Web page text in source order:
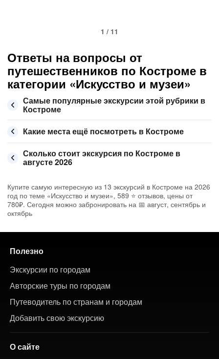
1 / 11
Ответы на вопросы от
путешественников по Костроме в
категории «Искусство и музеи»
Самые популярные экскурсии этой рубрики в
Костроме
Какие места ещё посмотреть в Костроме
Сколько стоит экскурсия по Костроме в
августе 2026
Купите самую интересную из 13 экскурсий в Костроме на 2026
год по теме «Искусство и музеи», 589 ⭐ отзывов, цены от
780₽. Сегодня можно забронировать на 📅 август, сентябрь и
октябрь
Полезно
Экскурсии по городам
Авторские туры по городам
Путеводитель по странам и городам
Добавить свою экскурсию
О сайте